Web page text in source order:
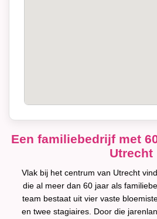
Een familiebedrijf met
Utrecht
Vlak bij het centrum van Utrecht
die al meer dan 60 jaar als
team bestaat uit vier vaste
en twee stagiaires. Door die